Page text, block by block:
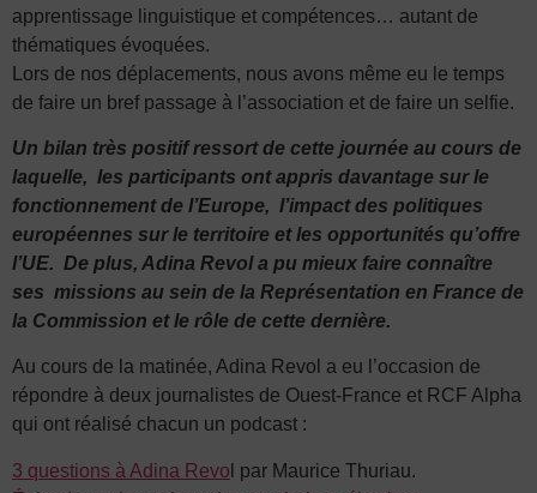
apprentissage linguistique et compétences… autant de
thématiques évoquées.
Lors de nos déplacements, nous avons même eu le temps
de faire un bref passage à l’association et de faire un selfie.
Un bilan très positif ressort de cette journée au cours de
laquelle, les participants ont appris davantage sur le
fonctionnement de l’Europe, l’impact des politiques
européennes sur le territoire et les opportunités qu’offre
l’UE. De plus, Adina Revol a pu mieux faire connaître
ses missions au sein de la Représentation en France de
la Commission et le rôle de cette dernière.
Au cours de la matinée, Adina Revol a eu l’occasion de
répondre à deux journalistes de Ouest-France et RCF Alpha
qui ont réalisé chacun un podcast :
3 questions à Adina Revo l par Maurice Thuriau.